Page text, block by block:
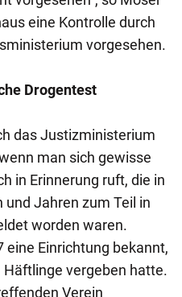
eine Kontrolle durch
vorgesehen.
Drogentest
das Justizministerium
man sich gewisse
in Erinnerung ruft, die in
Jahren zum Teil in
worden waren.
eine Einrichtung bekannt,
vergeben hatte.
Verein